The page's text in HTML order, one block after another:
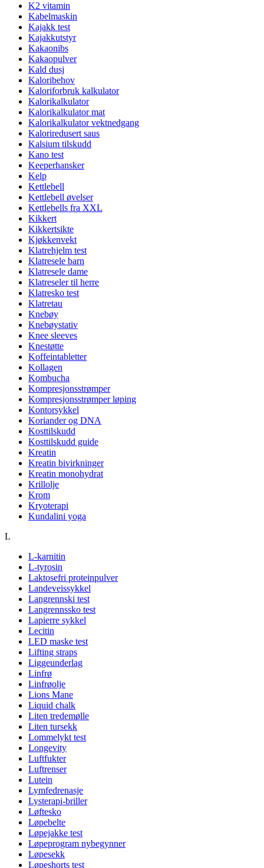
K2 vitamin
Kabelmaskin
Kajakk test
Kajakkutstyr
Kakaonibs
Kakaopulver
Kald dusj
Kaloribehov
Kaloriforbruk kalkulator
Kalorikalkulator
Kalorikalkulator mat
Kalorikalkulator vektnedgang
Kaloriredusert saus
Kalsium tilskudd
Kano test
Keeperhansker
Kelp
Kettlebell
Kettlebell øvelser
Kettlebells fra XXL
Kikkert
Kikkertsikte
Kjøkkenvekt
Klatrehjelm test
Klatresele barn
Klatresele dame
Klatreseler til herre
Klatresko test
Klatretau
Knebøy
Knebøystativ
Knee sleeves
Knestøtte
Koffeintabletter
Kollagen
Kombucha
Kompresjonsstrømper
Kompresjonsstrømper løping
Kontorsykkel
Koriander og DNA
Kosttilskudd
Kosttilskudd guide
Kreatin
Kreatin bivirkninger
Kreatin monohydrat
Krillolje
Krom
Kryoterapi
Kundalini yoga
L
L-karnitin
L-tyrosin
Laktosefri proteinpulver
Landeveissykkel
Langrennski test
Langrennssko test
Lapierre sykkel
Lecitin
LED maske test
Lifting straps
Liggeunderlag
Linfrø
Linfrøolje
Lions Mane
Liquid chalk
Liten tredemølle
Liten tursekk
Lommelykt test
Longevity
Luftfukter
Luftrenser
Lutein
Lymfedrenasje
Lysterapi-briller
Løftesko
Løpebelte
Løpejakke test
Løpeprogram nybegynner
Løpesekk
Løpeshorts test